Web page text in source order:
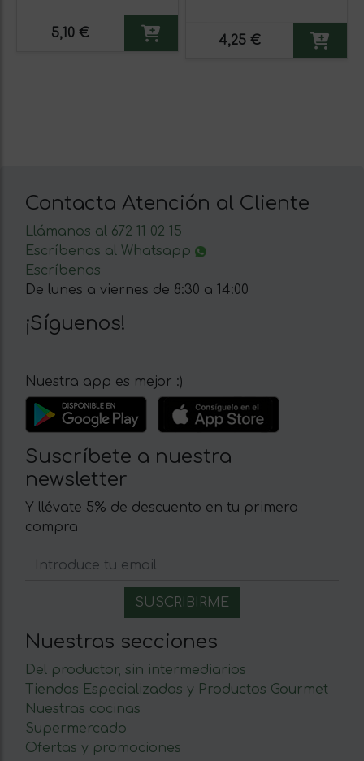
5,10 €
4,25 €
Contacta Atención al Cliente
Llámanos al 672 11 02 15
Escríbenos al Whatsapp
Escríbenos
De lunes a viernes de 8:30 a 14:00
¡Síguenos!
Nuestra app es mejor :)
Suscríbete a nuestra
newsletter
Y llévate 5% de descuento en tu primera
compra
Nuestras secciones
Del productor, sin intermediarios
Tiendas Especializadas y Productos Gourmet
Nuestras cocinas
Supermercado
Ofertas y promociones